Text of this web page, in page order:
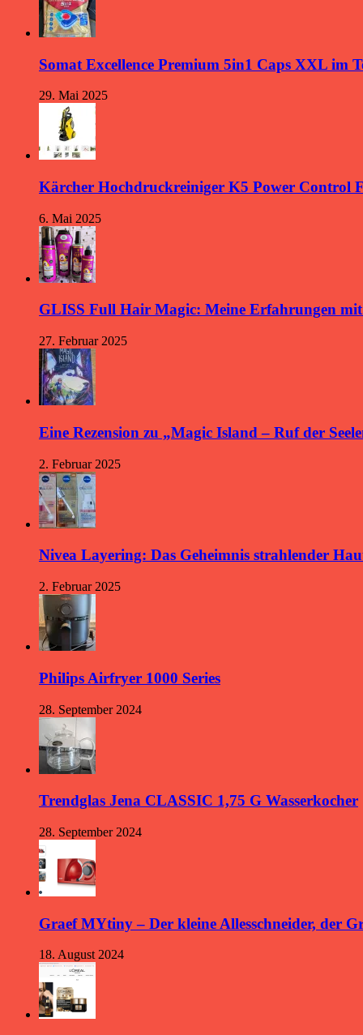
Somat Excellence Premium 5in1 Caps XXL im
29. Mai 2025
Kärcher Hochdruckreiniger K5 Power Control
6. Mai 2025
GLISS Full Hair Magic: Meine Erfahrungen
27. Februar 2025
Eine Rezension zu „Magic Island – Ruf der
2. Februar 2025
Nivea Layering: Das Geheimnis strahlender
2. Februar 2025
Philips Airfryer 1000 Series
28. September 2024
Trendglas Jena CLASSIC 1,75 G Wasserkocher
28. September 2024
Graef MYtiny – Der kleine Allesschneider, der
18. August 2024